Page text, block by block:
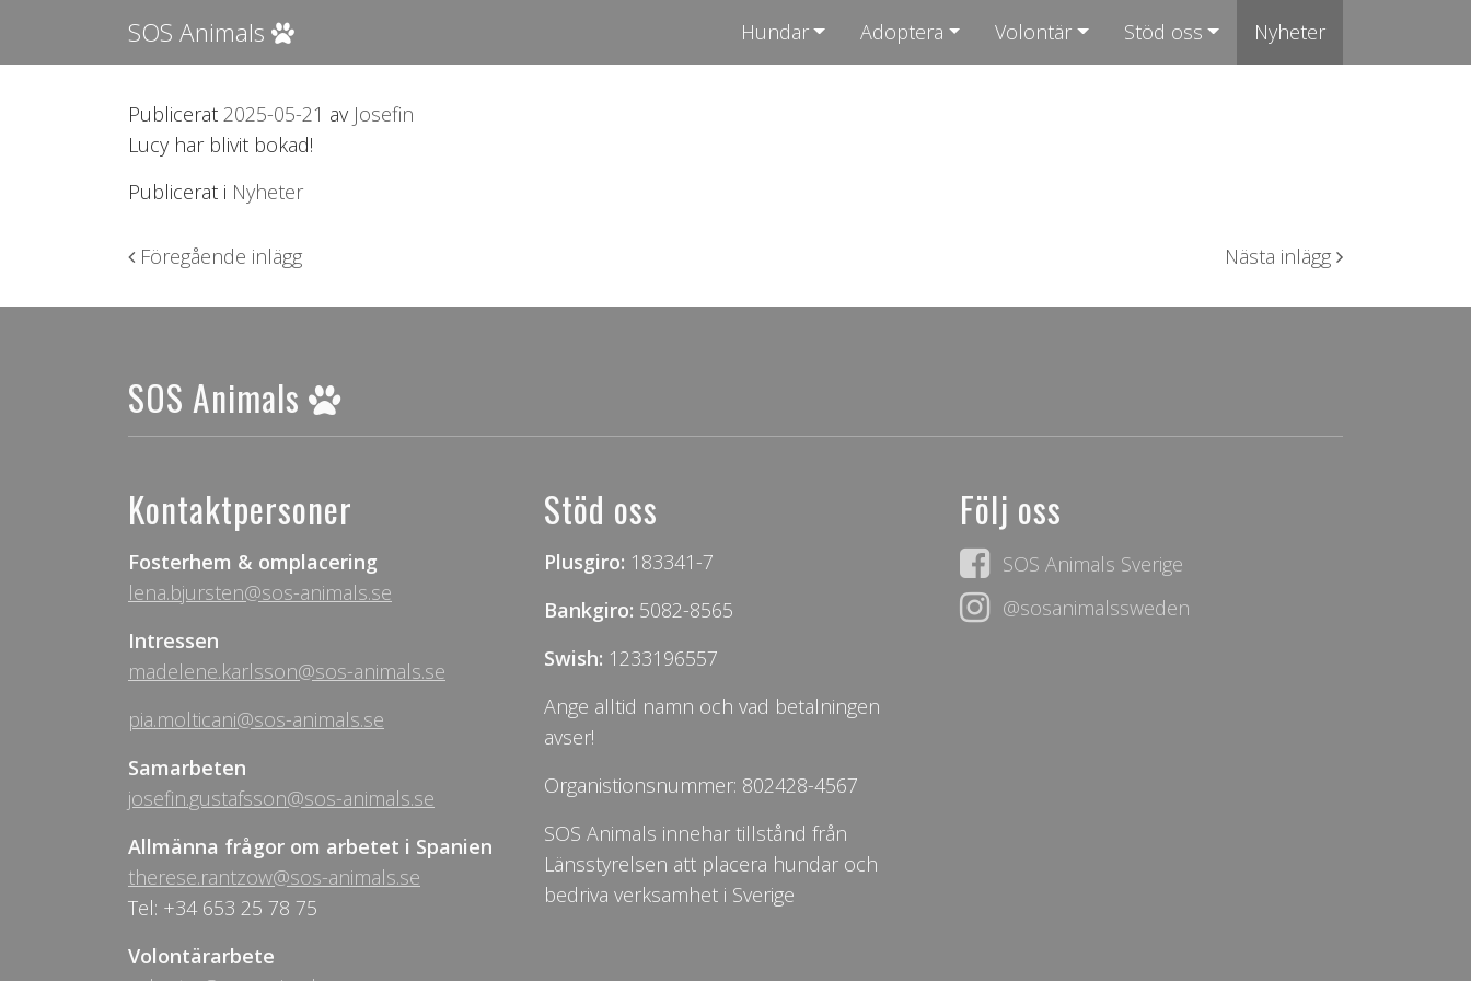
SOS Animals Hundar Adoptera Volontär Stöd oss Nyheter
Publicerat 2025-05-21 av Josefin
Lucy har blivit bokad!
Publicerat i Nyheter
Inläggsnavigering
Föregående inlägg Nästa inlägg
SOS Animals
Kontaktpersoner
Fosterhem & omplacering
lena.bjursten@sos-animals.se
Intressen
madelene.karlsson@sos-animals.se
pia.molticani@sos-animals.se
Samarbeten
josefin.gustafsson@sos-animals.se
Allmänna frågor om arbetet i Spanien
therese.rantzow@sos-animals.se
Tel: +34 653 25 78 75
Volontärarbete
Stöd oss
Plusgiro: 183341-7
Bankgiro: 5082-8565
Swish: 1233196557
Ange alltid namn och vad betalningen
avser!
Organistionsnummer: 802428-4567
SOS Animals innehar tillstånd från
Länsstyrelsen att placera hundar och
bedriva verksamhet i Sverige
Följ oss
SOS Animals Sverige
@sosanimalssweden